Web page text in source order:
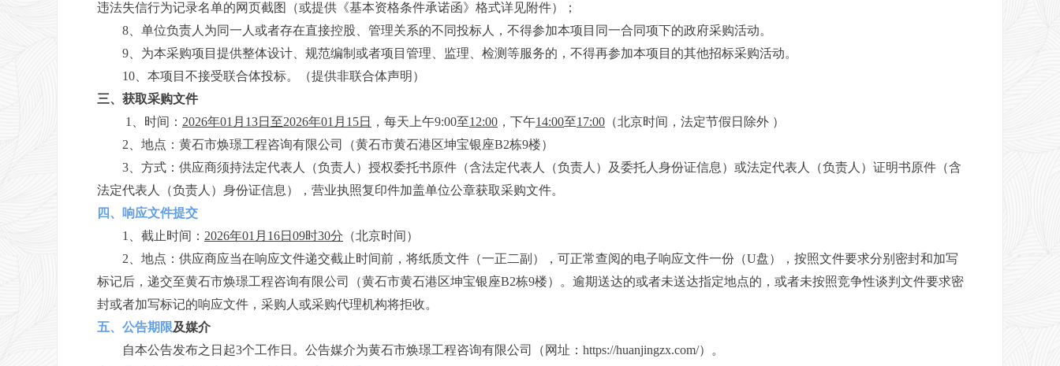
违法失信行为记录名单的网页截图（或提供《基本资格条件承诺函》格式详见附件）；
8、单位负责人为同一人或者存在直接控股、管理关系的不同投标人，不得参加本项目同一合同项下的政府采购活动。
9、为本采购项目提供整体设计、规范编制或者项目管理、监理、检测等服务的，不得再参加本项目的其他招标采购活动。
10、 本项 目不接受联合体投标。 （提供非联合体声明）
三、获取采购文件
1、时间： 2026年01 月 13日至2026年01 月 15日 ，每天上午9:00至12:00 ，下午14:00至17:00 （北京时间，法定节假日除外 ）
2、地点： 黄石市焕璟工程咨询有限公司 （黄石市黄石港区坤宝银座B2栋9楼）
3、方式：供应商须持法定代表人（负责人）授权委托书原件（含法定代表人（负责人）及委托人身份证信息）或法定代表人（负责人）证明书原件（含
法定代表人（负责人）身份证信息），营业执照复印件加盖单位公章获取采购文件。
四、响应文件提交
1、截止时间： 2026年01 月 16日 09时30分 （北京时间）
2、地点：供应商应当在响应文件递交截止时间前，将纸质文件（一正二副）， 可正常查阅的电子响应文件一份（U盘）， 按照文件要求分别密封和加写
标记后，递交至黄石市焕璟工程咨询有限公司 （黄石市黄石港区坤宝银座B2栋9楼）。逾期送达的或者未送达指定地点的，或者未按照竞争性谈判文件要求密
封或者加写标记的响应文件，采购人或采购代理机构将拒收。
五、公告期限及媒介
自本公告发布之日起3个工作日。公告媒介为黄石市焕璟工程咨询有限公司 （网址：https://huanjingzx.com/）
。